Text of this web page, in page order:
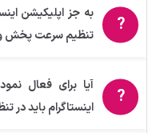
به جز اپلیکیشن
تنظیم سرعت پخش
آیا برای فعال
اینستاگرام باید در